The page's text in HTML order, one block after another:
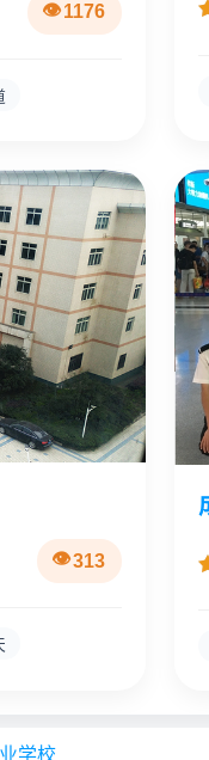
1176
313
学校